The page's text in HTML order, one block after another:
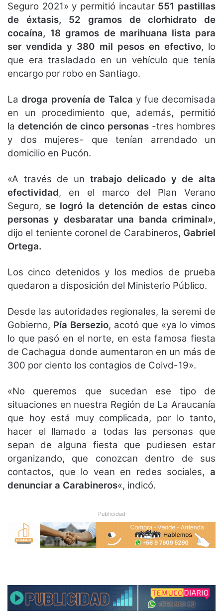
Seguro 2021» y permitió incautar 551 pastillas
de éxtasis, 52 gramos de clorhidrato de
cocaína, 18 gramos de marihuana lista para
ser vendida y 380 mil pesos en efectivo, lo
que era trasladado en un vehículo que tenía
encargo por robo en Santiago.
Ladroga provenía de Talca y fue decomisada
en un procedimiento que, además, permitió
la detención de cinco personas -tres hombres
y dos mujeres- que tenían arrendado un
domicilio en Pucón.
«A través de un trabajo delicado y de alta
efectividad, en el marco del Plan Verano
Seguro, se logró la detención de estas cinco
personas y desbaratar una banda criminal»,
dijo el teniente coronel de Carabineros, Gabriel
Ortega.
Los cinco detenidos y los medios de prueba
quedaron a disposición del Ministerio Público.
Desde las autoridades regionales, la seremi de
Gobierno, Pía Bersezio, acotó que «ya lo vimos
lo que pasó en el norte, en esta famosa fiesta
de Cachagua donde aumentaron en un más de
300 por ciento los contagios de Coivd-19».
«No queremos que sucedan ese tipo de
situaciones en nuestra Región de La Araucanía
que hoy está muy complicada, por lo tanto,
hacer el llamado a todas las personas que
sepan de alguna fiesta que pudiesen estar
organizando, que conozcan dentro de sus
contactos, que lo vean en redes sociales, a
denunciar a Carabineros«, indicó.
Publicidad